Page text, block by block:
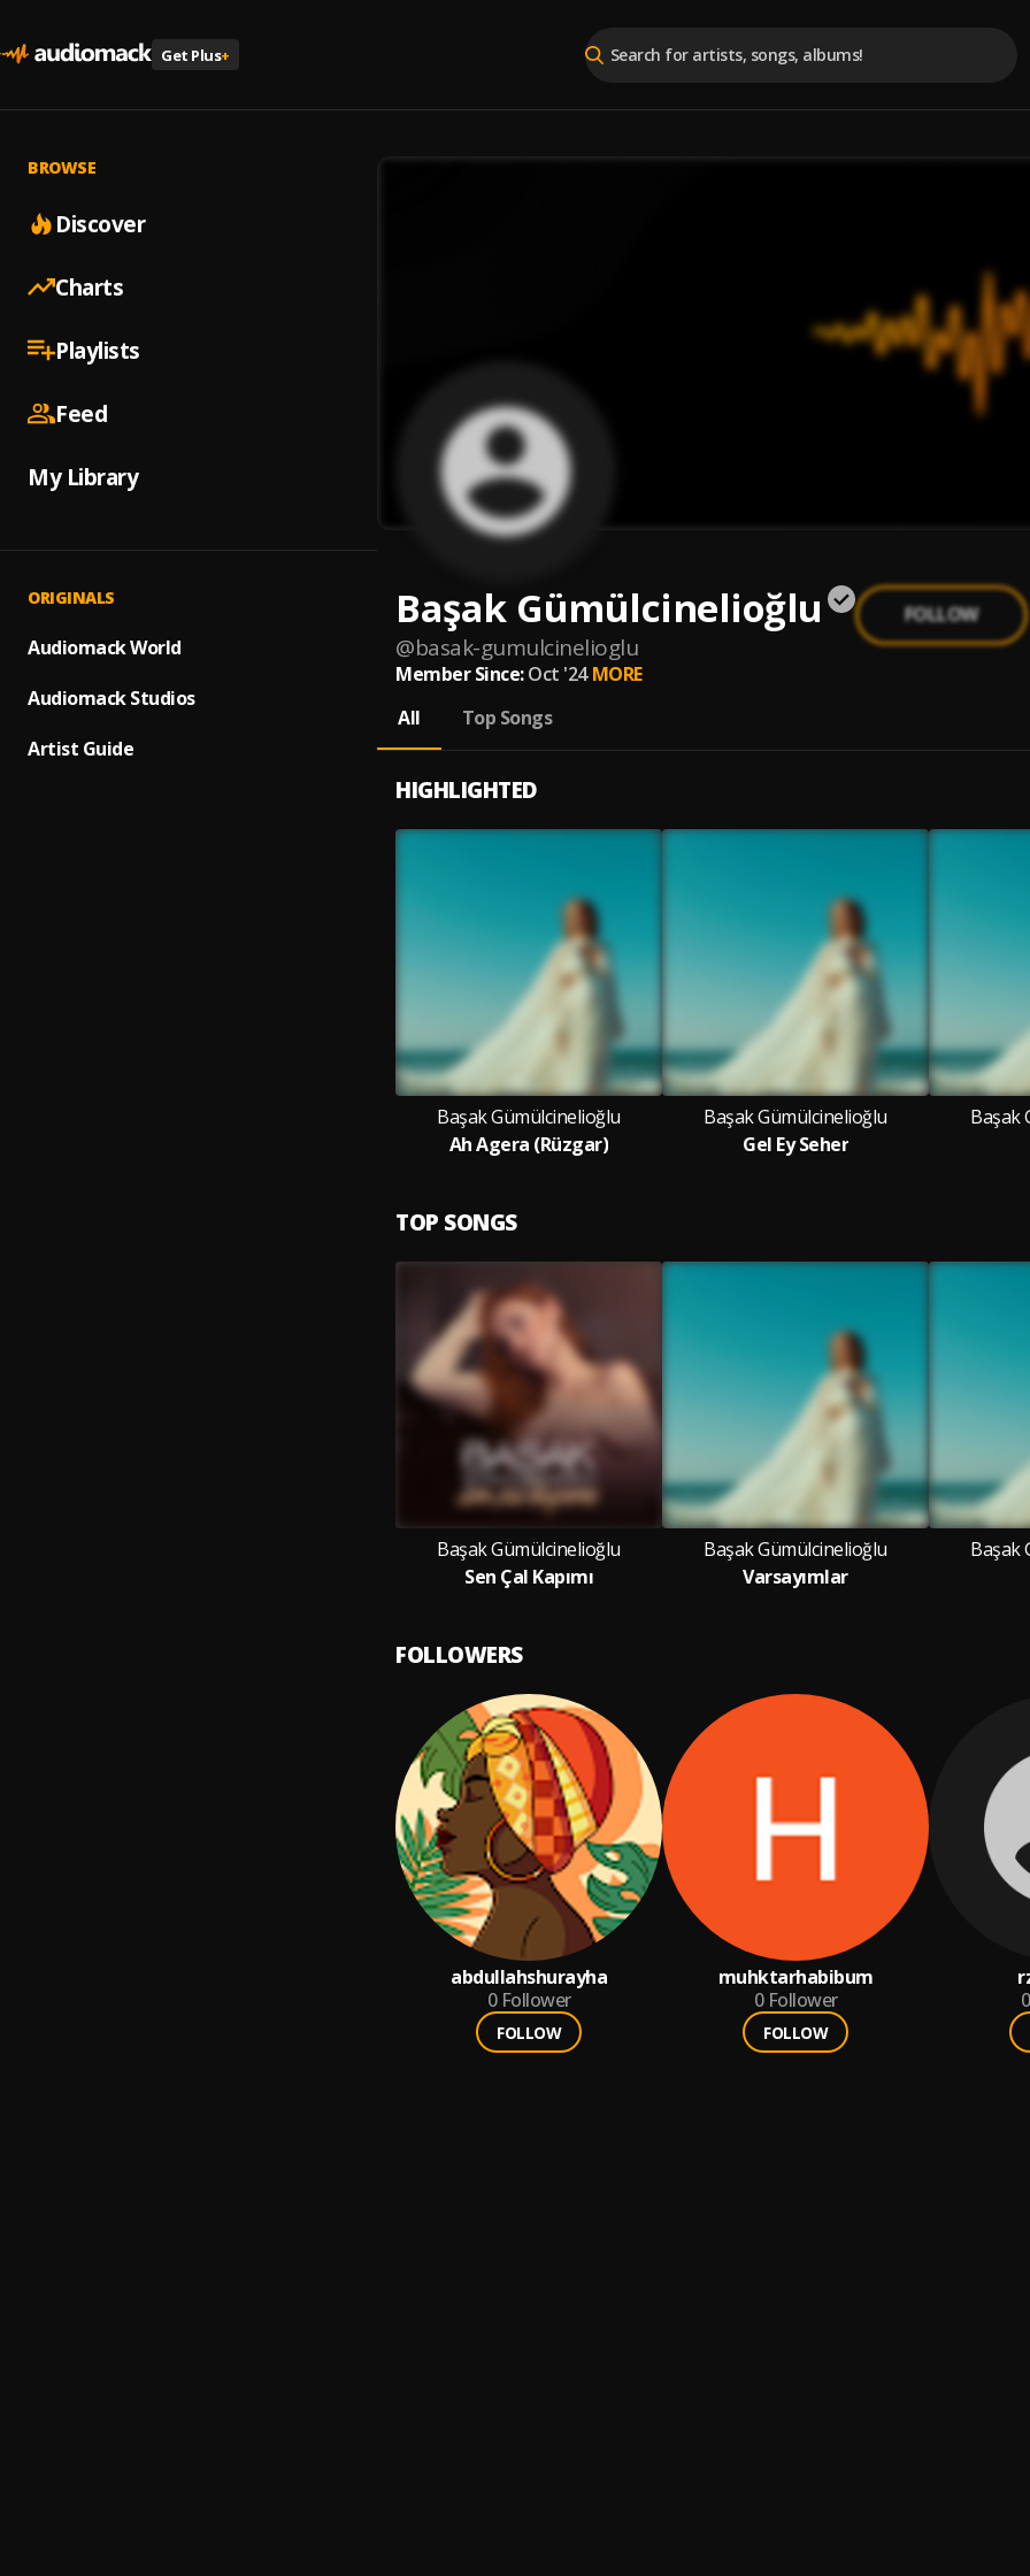
Get Plus+
BROWSE
Discover
Charts
Playlists
Feed
My Library
ORIGINALS
Audiomack World
Audiomack Studios
Artist Guide
Başak Gümülcinelioğlu
@basak-gumulcinelioglu
FOLLOW
Member Since: Oct '24 MORE
All
Top Songs
HIGHLIGHTED
Başak Gümülcinelioğlu
Ah Agera (Rüzgar)
Başak Gümülcinelioğlu
Gel Ey Seher
Başak
TOP SONGS
Başak Gümülcinelioğlu
Sen Çal Kapımı
Başak Gümülcinelioğlu
Varsayımlar
Başak
FOLLOWERS
abdullahshurayha
0 Follower
FOLLOW
muhktarhabibum
0 Follower
FOLLOW
0